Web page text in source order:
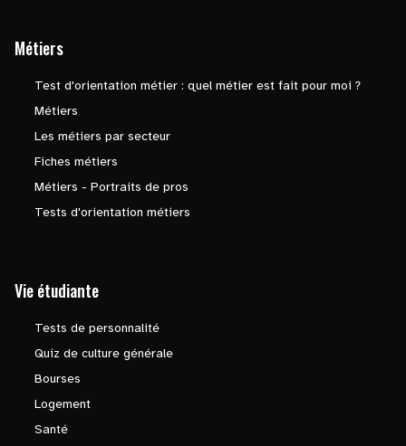
Métiers
Test d'orientation métier : quel métier est fait pour moi ?
Métiers
Les métiers par secteur
Fiches métiers
Métiers - Portraits de pros
Tests d'orientation métiers
Vie étudiante
Tests de personnalité
Quiz de culture générale
Bourses
Logement
Santé